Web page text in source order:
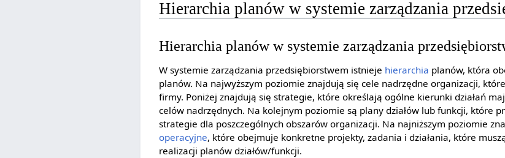
Hierarchia planów w systemie zarządzania
Hierarchia planów w systemie zarządzania
W systemie zarządzania przedsiębiorstwem istnieje hierarchia planów, która
planów. Na najwyższym poziomie znajdują się cele nadrzędne organizacji,
firmy. Poniżej znajdują się strategie, które określają ogólne kierunki działań
celów nadrzędnych. Na kolejnym poziomie są plany działów lub funkcji, które
strategie dla poszczególnych obszarów organizacji. Na najniższym poziomie
operacyjne, które obejmuje konkretne projekty, zadania i działania, które
realizacji planów działów/funkcji.